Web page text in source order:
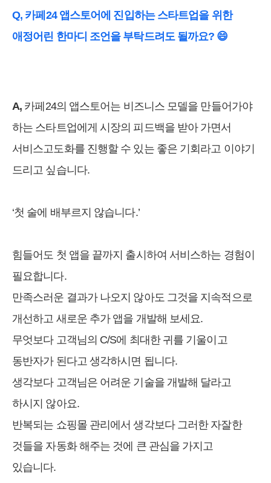
Q, 카페24 앱스토어에 진입하는 스타트업을 위한
애정어린 한마디 조언을 부탁드려도 될까요? 😄
A, 카페24의 앱스토어는 비즈니스 모델을 만들어가야
하는 스타트업에게 시장의 피드백을 받아 가면서
서비스고도화를 진행할 수 있는 좋은 기회라고 이야기
드리고 싶습니다.
‘첫 술에 배부르지 않습니다.’
힘들어도 첫 앱을 끝까지 출시하여 서비스하는 경험이
필요합니다.
만족스러운 결과가 나오지 않아도 그것을 지속적으로
개선하고 새로운 추가 앱을 개발해 보세요.
무엇보다 고객님의 C/S에 최대한 귀를 기울이고
동반자가 된다고 생각하시면 됩니다.
생각보다 고객님은 어려운 기술을 개발해 달라고
하시지 않아요.
반복되는 쇼핑몰 관리에서 생각보다 그러한 자잘한
것들을 자동화 해주는 것에 큰 관심을 가지고
있습니다.